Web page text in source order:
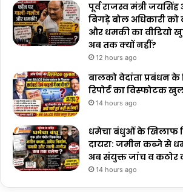
पूर्व राजस्व मंत्री
बिगड़े बोल अधिकारी
और धमकी का वीडियो
अब तक क्यों नहीं?
12 hours ago
बालको वेदांता प्रबंधन
रिपोर्ट का विस्फोटक
14 hours ago
धमेचा बंधुओं के खिलाफ
दायरा: जमीन कब्जे से
अब संयुक्त जांच व कठोर
14 hours ago